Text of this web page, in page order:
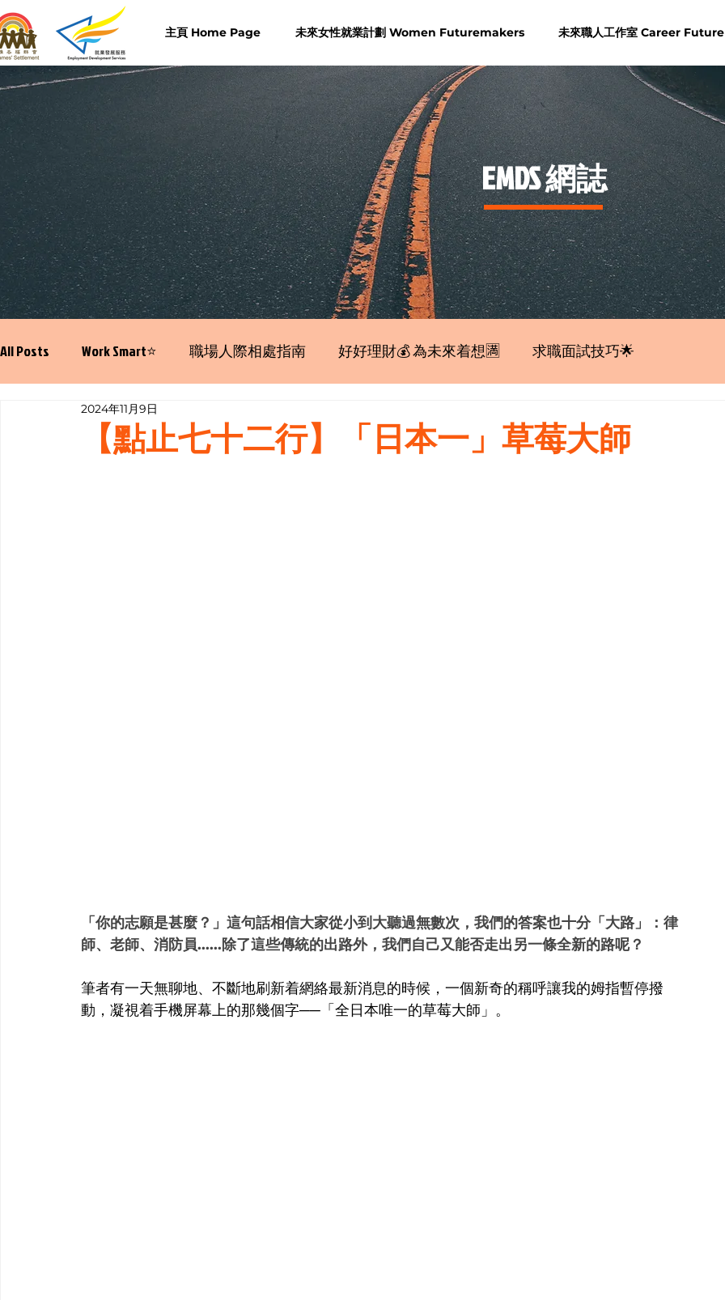
主頁 Home Page 未來女性就業計劃 Women Futuremakers 未來職人工作室 Career Future
​EMDS 網誌
All Posts Work Smart⭐️ 職場人際相處指南 好好理財💰 為未來着想🈵 求職面試技巧🌟
寫履歷表嘅技巧📝【點止七十二行】「日本一」草莓大師
2024年11月9日
「你的志願是甚麼？」這句話相信大家從小到大聽過無數次，我們的答案也十分「大路」：律
師、老師、消防員......除了這些傳統的出路外，我們自己又能否走出另一條全新的路呢？
筆者有一天無聊地、不斷地刷新着網絡最新消息的時候，一個新奇的稱呼讓我的姆指暫停撥
動，凝視着手機屏幕上的那幾個字──「全日本唯一的草莓大師」。